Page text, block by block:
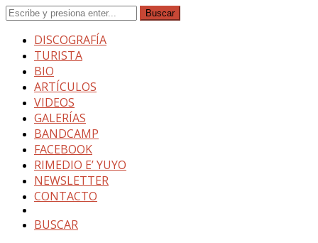
DISCOGRAFÍA
TURISTA
BIO
ARTÍCULOS
VIDEOS
GALERÍAS
BANDCAMP
FACEBOOK
RIMEDIO E’ YUYO
NEWSLETTER
CONTACTO
BUSCAR